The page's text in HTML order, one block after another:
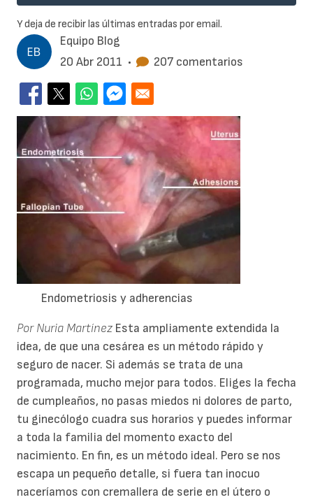
Equipo Blog
20 Abr 2011 • 207 comentarios
Endometriosis y adherencias
Por Nuria Martínez Esta ampliamente extendida la
idea, de que una cesárea es un método rápido y
seguro de nacer. Si además se trata de una
programada, mucho mejor para todos. Eliges la fecha
de cumpleaños, no pasas miedos ni dolores de parto,
tu ginecólogo cuadra sus horarios y puedes informar
a toda la familia del momento exacto del
nacimiento. En fin, es un método ideal. Pero se nos
escapa un pequeño detalle, si fuera tan inocuo
naceríamos con cremallera de serie en el útero o
Y deja de recibir las últimas entradas por email.